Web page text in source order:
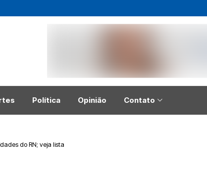
Política Opinião Contato
do RN; veja lista